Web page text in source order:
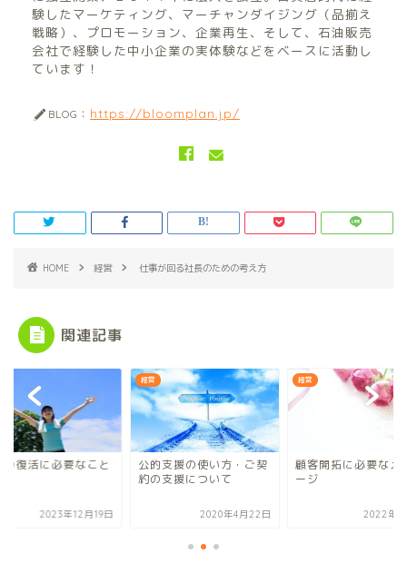
験したマーケティング、マーチャンダイジング（品揃え
戦略）、プロモーション、企業再生、そして、石油販売
会社で経験した中小企業の実体験などをベースに活動し
ています！
BLOG： https://bloomplan.jp/
HOME 経営 仕事が回る社長のための考え方
関連記事
の復活に必要なこと
2023年12月19日
経営
公的支援の使い方・ご契
約の支援について
2020年4月22日
経営
顧客開拓に必要なメ
ージ
2022年9